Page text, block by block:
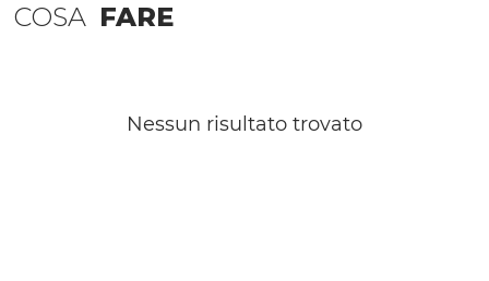
OUTDOOR
NATURA E BENESSERE
COSA FARE
Nessun risultato trovato